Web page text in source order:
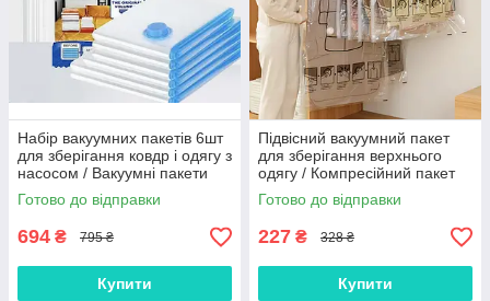
Набір вакуумних пакетів 6шт
для зберігання ковдр і одягу з
насосом / Вакуумні пакети
для зберігання одягу та
постільної білизни
Готово до відправки
694 ₴ 795 ₴
Купити
Підвісний вакуумний пакет
для зберігання верхнього
одягу / Компресійний пакет
для пухових курток у шафу
70*90 см
Готово до відправки
227 ₴ 328 ₴
Купити